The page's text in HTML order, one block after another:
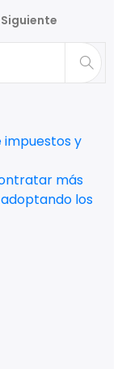
Siguiente
impuestos y
más
los